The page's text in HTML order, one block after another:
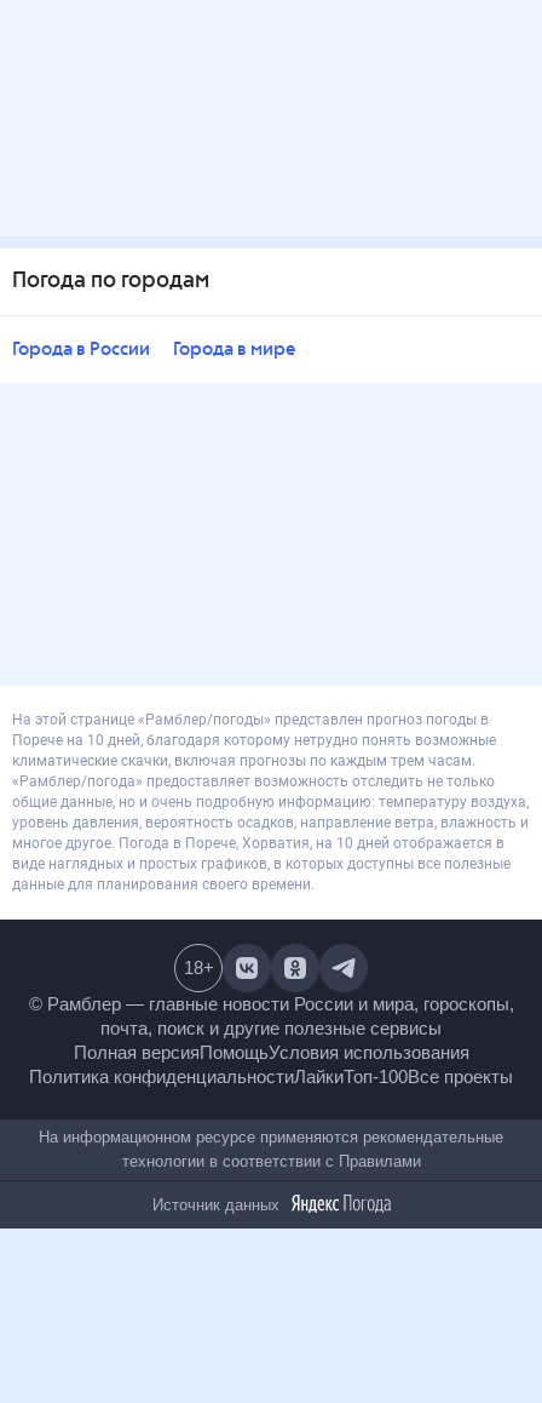
Погода по городам
Города в России Города в мире
На этой странице «Рамблер/погоды» представлен прогноз погоды в
Порече на 10 дней, благодаря которому нетрудно понять возможные
климатические скачки, включая прогнозы по каждым трем часам.
«Рамблер/погода» предоставляет возможность отследить не только
общие данные, но и очень подробную информацию: температуру воздуха,
уровень давления, вероятность осадков, направление ветра, влажность и
многое другое. Погода в Порече, Хорватия, на 10 дней отображается в
виде наглядных и простых графиков, в которых доступны все полезные
данные для планирования своего времени.
© Рамблер — главные новости России и мира,
гороскопы, почта, поиск и другие полезные сервисы
Полная версияПомощьУсловия использования
Политика конфиденциальностиЛайкиТоп-100
18+
На информационном ресурсе применяются
рекомендательные технологии в соответствии сПравилами
Источник данных